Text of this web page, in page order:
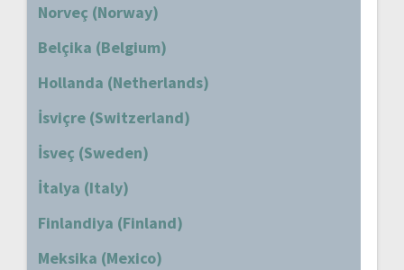
Norveç (Norway)
Belçika (Belgium)
Hollanda (Netherlands)
İsviçre (Switzerland)
İsveç (Sweden)
İtalya (Italy)
Finlandiya (Finland)
Meksika (Mexico)